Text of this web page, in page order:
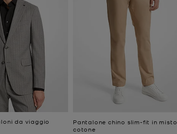
da viaggio
Pantalone chino slim-fit in misto
cotone